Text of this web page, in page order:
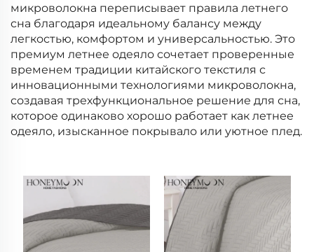
микроволокна переписывает правила летнего
сна благодаря идеальному балансу между
легкостью, комфортом и универсальностью. Это
премиум летнее одеяло сочетает проверенные
временем традиции китайского текстиля с
инновационными технологиями микроволокна,
создавая трехфункциональное решение для сна,
которое одинаково хорошо работает как летнее
одеяло, изысканное покрывало или уютное плед.